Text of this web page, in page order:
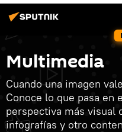
Multimedia
Cuando una imagen
Conoce lo que pasa en
perspectiva más visual
infografías y otro